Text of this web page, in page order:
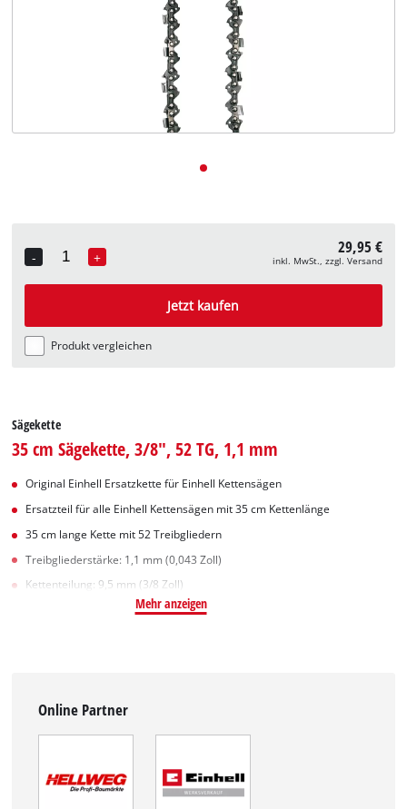
-
Quantity
+ 29,95 €
inkl. MwSt., zzgl. Versand
Jetzt kaufen
Produkt vergleichen
Sägekette
35 cm Sägekette, 3/8", 52 TG, 1,1 mm
Original Einhell Ersatzkette für Einhell Kettensägen
Ersatzteil für alle Einhell Kettensägen mit 35 cm Kettenlänge
35 cm lange Kette mit 52 Treibgliedern
Treibgliederstärke: 1,1 mm (0,043 Zoll)
Kettenteilung: 9,5 mm (3/8 Zoll)
Mehr anzeigen
Online Partner